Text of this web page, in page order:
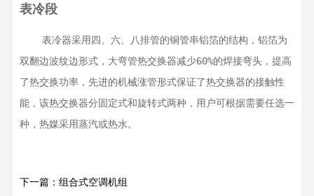
表冷段
双翻边波纹边形式，大弯管热交换器减少60%的焊接弯头，提高
了热交换功率，先进的机械涨管形式保证了热交换器的接触性
能，该热交换器分固定式和旋转式两种，用户可根据需要任选一
种，热媒采用蒸汽或热水。
下一篇：组合式空调机组